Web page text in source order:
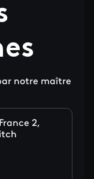
notre maître
2,